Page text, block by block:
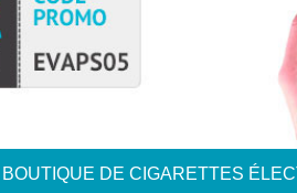
BOUTIQUE DE CIGARETTES